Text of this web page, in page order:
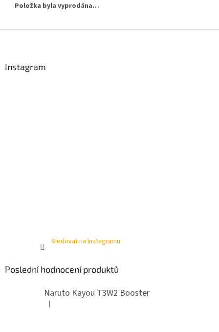
Položka byla vyprodána…
Instagram
Sledovat na Instagramu
Poslední hodnocení produktů
Naruto Kayou T3W2 Booster
Hodnocení produktu je 4 z 5 hvězdiček.
|